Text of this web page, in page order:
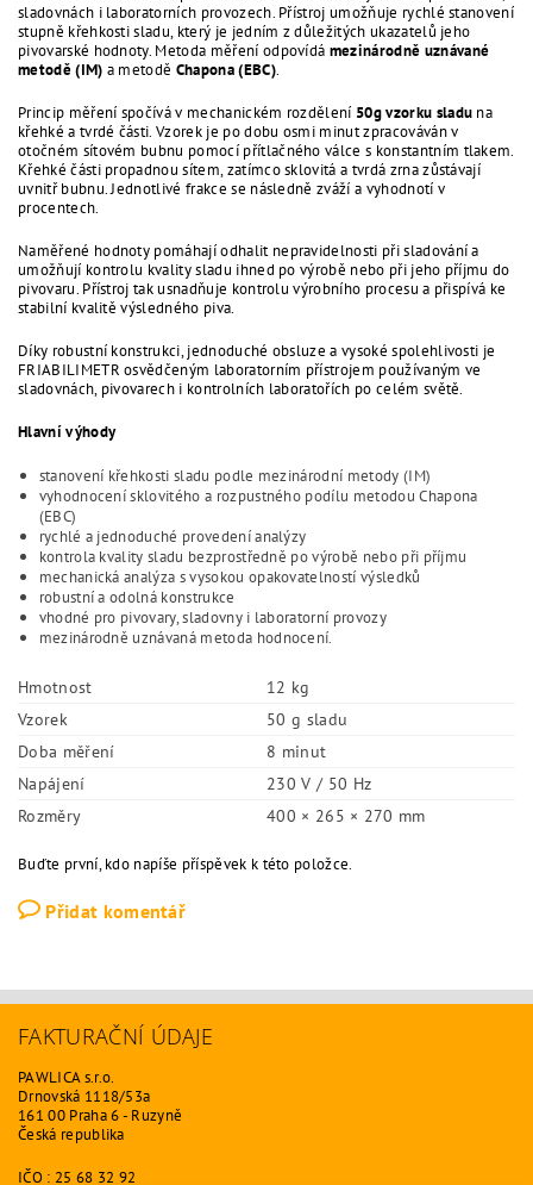
sladovnách i laboratorních provozech. Přístroj umožňuje rychlé stanovení
stupně křehkosti sladu, který je jedním z důležitých ukazatelů jeho
pivovarské hodnoty. Metoda měření odpovídá mezinárodně uznávané
metodě (IM) a metodě Chapona (EBC).
Princip měření spočívá v mechanickém rozdělení 50g vzorku sladu na
křehké a tvrdé části. Vzorek je po dobu osmi minut zpracováván v
otočném sítovém bubnu pomocí přítlačného válce s konstantním tlakem.
Křehké části propadnou sítem, zatímco sklovitá a tvrdá zrna zůstávají
uvnitř bubnu. Jednotlivé frakce se následně zváží a vyhodnotí v
procentech.
Naměřené hodnoty pomáhají odhalit nepravidelnosti při sladování a
umožňují kontrolu kvality sladu ihned po výrobě nebo při jeho příjmu do
pivovaru. Přístroj tak usnadňuje kontrolu výrobního procesu a přispívá ke
stabilní kvalitě výsledného piva.
Díky robustní konstrukci, jednoduché obsluze a vysoké spolehlivosti je
FRIABILIMETR osvědčeným laboratorním přístrojem používaným ve
sladovnách, pivovarech i kontrolních laboratořích po celém světě.
Hlavní výhody
stanovení křehkosti sladu podle mezinárodní metody (IM)
vyhodnocení sklovitého a rozpustného podílu metodou Chapona
(EBC)
rychlé a jednoduché provedení analýzy
kontrola kvality sladu bezprostředně po výrobě nebo při příjmu
mechanická analýza s vysokou opakovatelností výsledků
robustní a odolná konstrukce
vhodné pro pivovary, sladovny i laboratorní provozy
mezinárodně uznávaná metoda hodnocení.
Hmotnost
12 kg
Vzorek
50 g sladu
Doba měření
8 minut
Napájení
230 V / 50 Hz
Rozměry
400 × 265 × 270 mm
Buďte první, kdo napíše příspěvek k této položce.
Přidat komentář
FAKTURAČNÍ ÚDAJE
PAWLICA s.r.o.
Drnovská 1118/53a
161 00 Praha 6 - Ruzyně
Česká republika
IČO : 25 68 32 92